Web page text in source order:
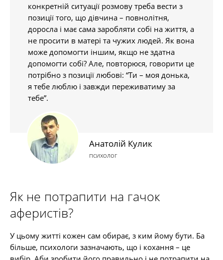
конкретній ситуації розмову треба вести з
позиції того, що дівчина – повнолітня,
доросла і має сама заробляти собі на життя, а
не просити в матері та чужих людей. Як вона
може допомогти іншим, якщо не здатна
допомогти собі? Але, повторюся, говорити це
потрібно з позиції любові: “Ти – моя донька,
я тебе люблю і завжди переживатиму за
тебе”.
Анатолій Кулик
психолог
Як не потрапити на гачок
аферистів?
У цьому житті кожен сам обирає, з ким йому бути. Ба
більше, психологи зазначають, що і кохання – це